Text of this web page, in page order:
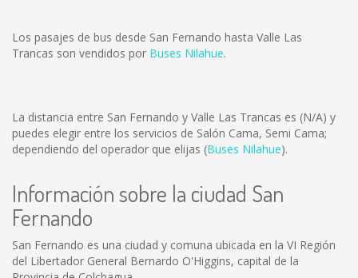
Los pasajes de bus desde San Fernando hasta Valle Las
Trancas son vendidos por Buses Nilahue.
La distancia entre San Fernando y Valle Las Trancas es (N/A) y
puedes elegir entre los servicios de Salón Cama, Semi Cama;
dependiendo del operador que elijas (Buses Nilahue).
Información sobre la ciudad San
Fernando
San Fernando es una ciudad y comuna ubicada en la VI Región
del Libertador General Bernardo O'Higgins, capital de la